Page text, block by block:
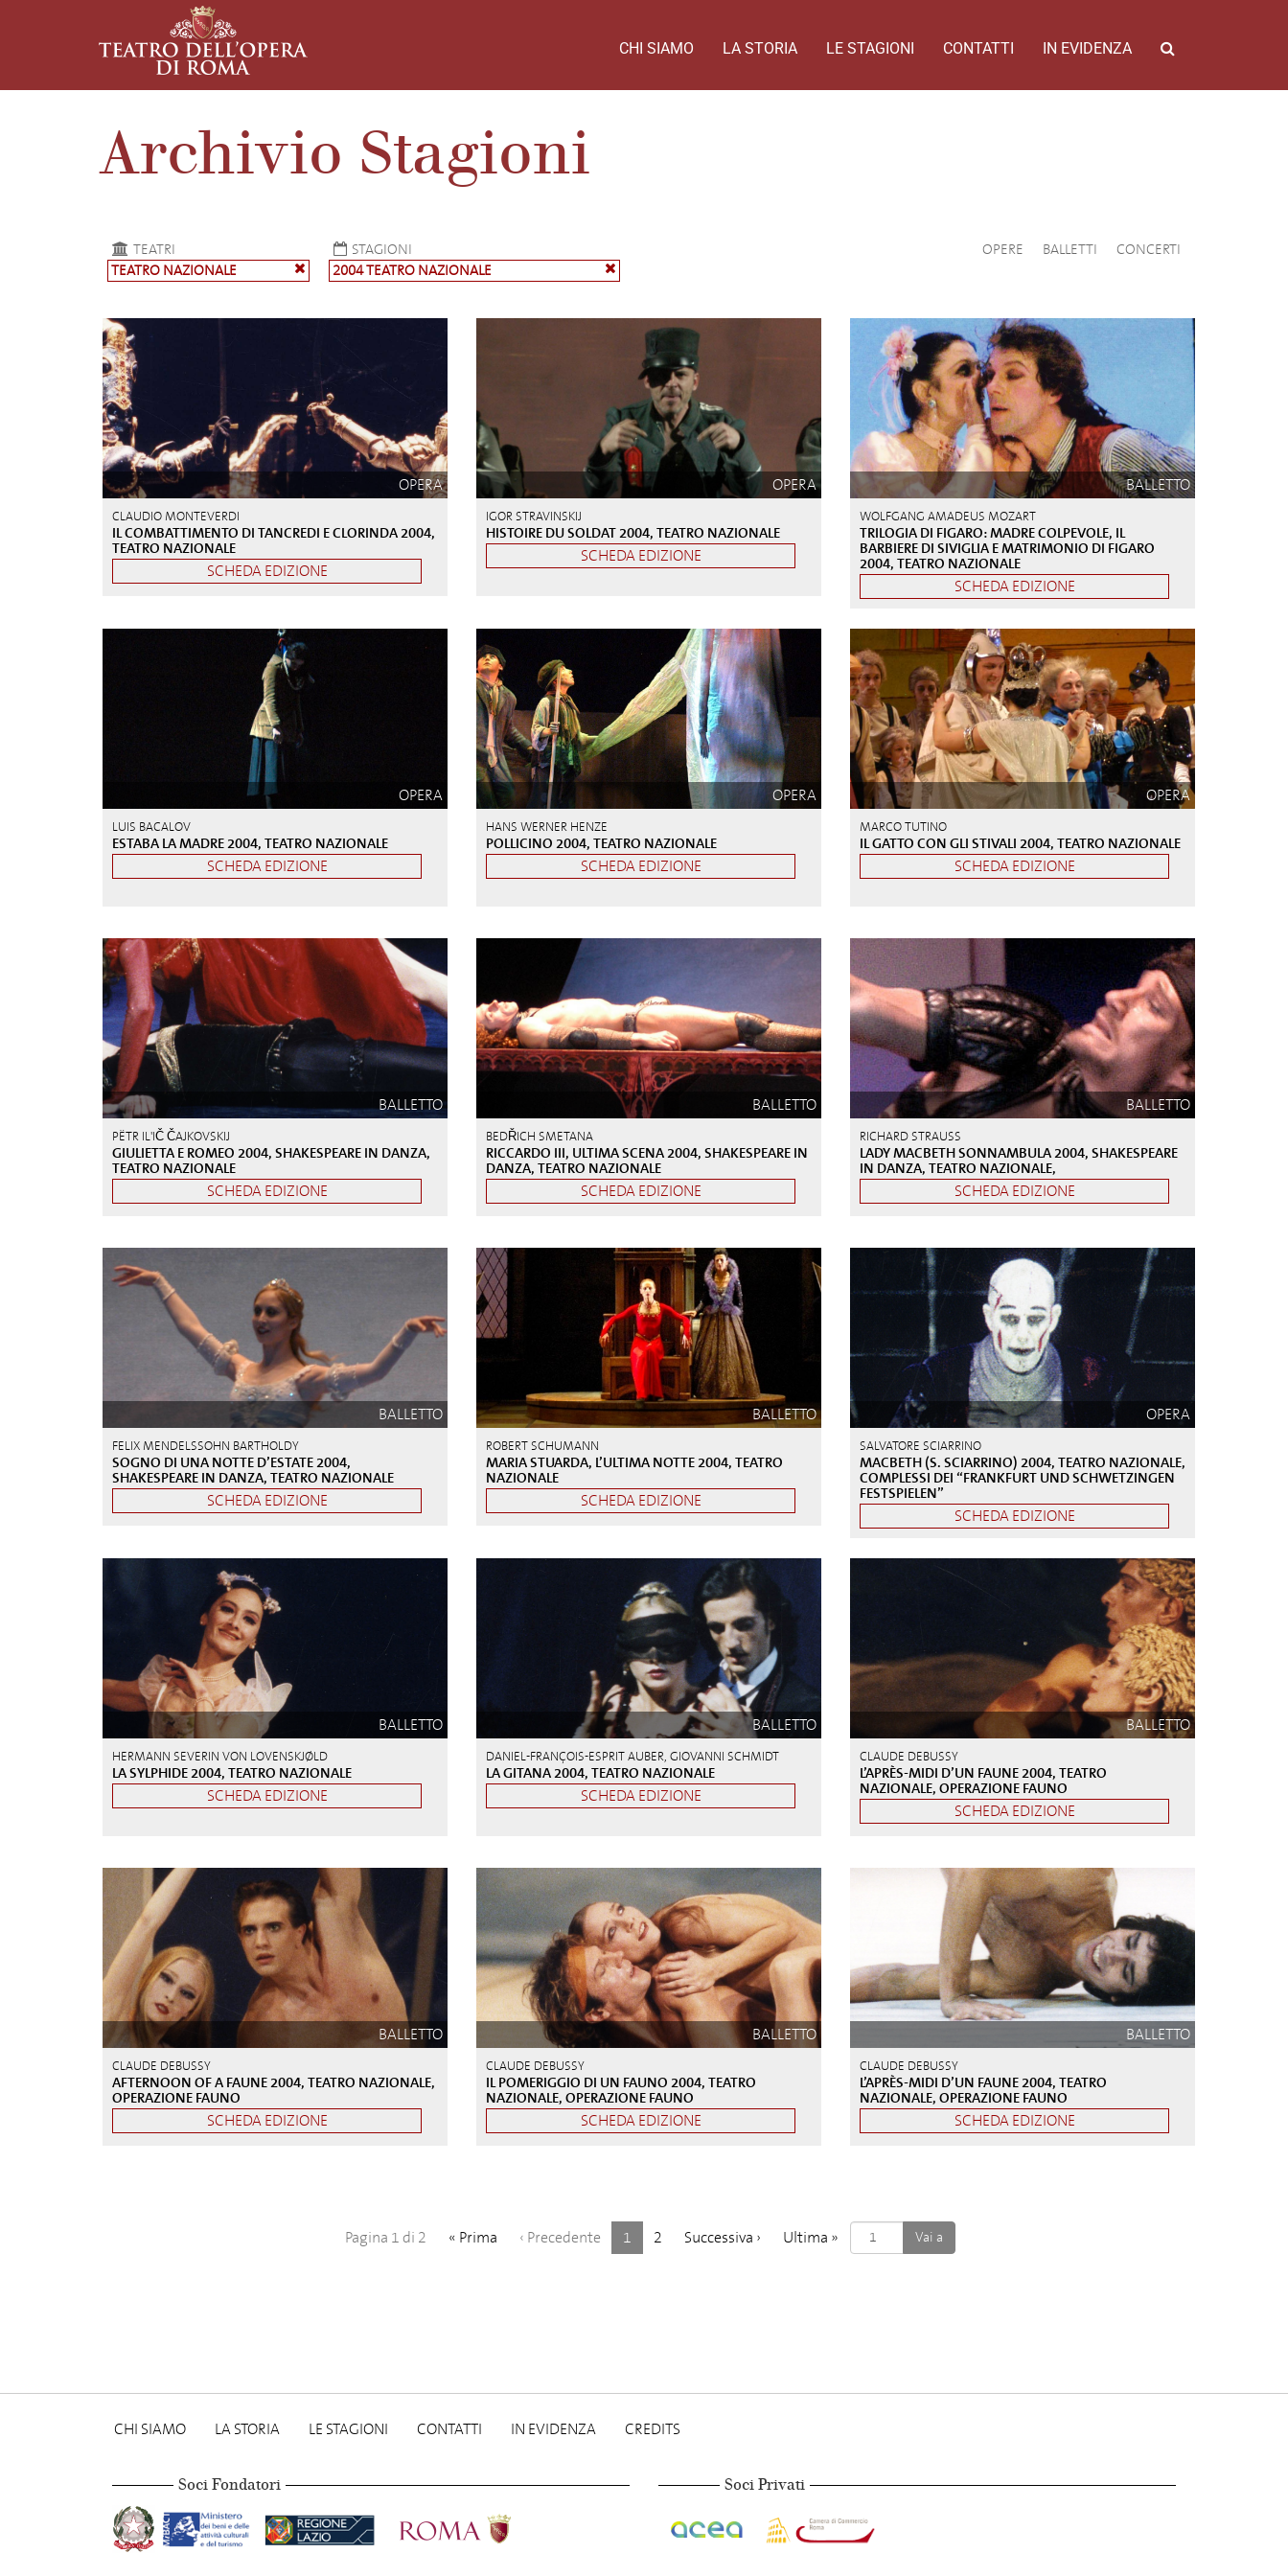
CHI SIAMO LA STORIA LE STAGIONI CONTATTI IN EVIDENZA
Archivio Stagioni
TEATRI
TEATRO NAZIONALE
STAGIONI
2004 TEATRO NAZIONALE
OPERE BALLETTI CONCERTI
OPERA
CLAUDIO MONTEVERDI
IL COMBATTIMENTO DI TANCREDI E CLORINDA 2004,
TEATRO NAZIONALE
SCHEDA EDIZIONE
OPERA
IGOR STRAVINSKIJ
HISTOIRE DU SOLDAT 2004, TEATRO NAZIONALE
SCHEDA EDIZIONE
BALLETTO
WOLFGANG AMADEUS MOZART
TRILOGIA DI FIGARO: MADRE COLPEVOLE, IL
BARBIERE DI SIVIGLIA E MATRIMONIO DI FIGARO
2004, TEATRO NAZIONALE
SCHEDA EDIZIONE
OPERA
LUIS BACALOV
ESTABA LA MADRE 2004, TEATRO NAZIONALE
SCHEDA EDIZIONE
OPERA
HANS WERNER HENZE
POLLICINO 2004, TEATRO NAZIONALE
SCHEDA EDIZIONE
OPERA
MARCO TUTINO
IL GATTO CON GLI STIVALI 2004, TEATRO NAZIONALE
SCHEDA EDIZIONE
BALLETTO
PËTR IL'IČ ČAJKOVSKIJ
GIULIETTA E ROMEO 2004, SHAKESPEARE IN DANZA,
TEATRO NAZIONALE
SCHEDA EDIZIONE
BALLETTO
BEDŘICH SMETANA
RICCARDO III, ULTIMA SCENA 2004, SHAKESPEARE IN
DANZA, TEATRO NAZIONALE
SCHEDA EDIZIONE
BALLETTO
RICHARD STRAUSS
LADY MACBETH SONNAMBULA 2004, SHAKESPEARE
IN DANZA, TEATRO NAZIONALE,
SCHEDA EDIZIONE
BALLETTO
FELIX MENDELSSOHN BARTHOLDY
SOGNO DI UNA NOTTE D’ESTATE 2004,
SHAKESPEARE IN DANZA, TEATRO NAZIONALE
SCHEDA EDIZIONE
BALLETTO
ROBERT SCHUMANN
MARIA STUARDA, L’ULTIMA NOTTE 2004, TEATRO
NAZIONALE
SCHEDA EDIZIONE
OPERA
SALVATORE SCIARRINO
MACBETH (S. SCIARRINO) 2004, TEATRO NAZIONALE,
COMPLESSI DEI “FRANKFURT UND SCHWETZINGEN
FESTSPIELEN”
SCHEDA EDIZIONE
BALLETTO
HERMANN SEVERIN VON LOVENSKJØLD
LA SYLPHIDE 2004, TEATRO NAZIONALE
SCHEDA EDIZIONE
BALLETTO
DANIEL-FRANÇOIS-ESPRIT AUBER, GIOVANNI SCHMIDT
LA GITANA 2004, TEATRO NAZIONALE
SCHEDA EDIZIONE
BALLETTO
CLAUDE DEBUSSY
L’APRÈS-MIDI D’UN FAUNE 2004, TEATRO
NAZIONALE, OPERAZIONE FAUNO
SCHEDA EDIZIONE
BALLETTO
CLAUDE DEBUSSY
AFTERNOON OF A FAUNE 2004, TEATRO NAZIONALE,
OPERAZIONE FAUNO
SCHEDA EDIZIONE
BALLETTO
CLAUDE DEBUSSY
IL POMERIGGIO DI UN FAUNO 2004, TEATRO
NAZIONALE, OPERAZIONE FAUNO
SCHEDA EDIZIONE
BALLETTO
CLAUDE DEBUSSY
L’APRÈS-MIDI D’UN FAUNE 2004, TEATRO
NAZIONALE, OPERAZIONE FAUNO
SCHEDA EDIZIONE
Pagina 1 di 2 « Prima ‹ Precedente 1
c
)
2 Successiva › Ultima »
CHI SIAMO LA STORIA LE STAGIONI CONTATTI IN EVIDENZA CREDITS
Soci Fondatori Soci Privati